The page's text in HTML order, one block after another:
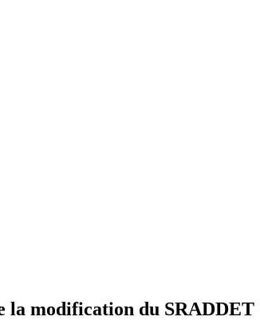
la modification du SRADDET